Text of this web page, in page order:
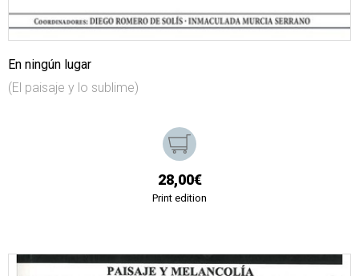
En ningún lugar
(El paisaje y lo sublime)
28,00€
Print edition